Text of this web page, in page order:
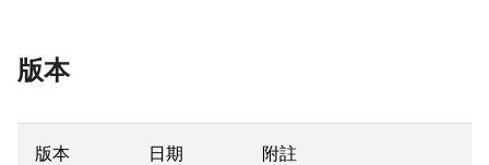
版本
版本 日期 附註